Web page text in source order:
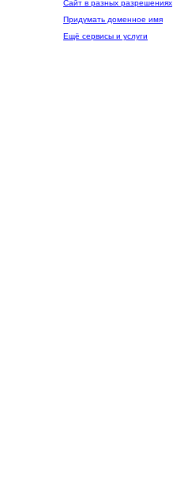
Сайт в разных разрешениях
Придумать доменное имя
Ещё сервисы и услуги